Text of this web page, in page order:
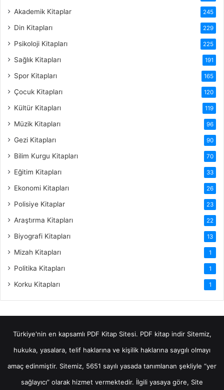
Akademik Kitaplar 245
Din Kitapları 229
Psikoloji Kitapları 225
Sağlık Kitapları 191
Spor Kitapları 165
Çocuk Kitapları 120
Kültür Kitapları 119
Müzik Kitapları 96
Gezi Kitapları 90
Bilim Kurgu Kitapları 70
Eğitim Kitapları 33
Ekonomi Kitapları 26
Polisiye Kitaplar 23
Araştırma Kitapları 22
Biyografi Kitapları 13
Mizah Kitapları 1
Politika Kitapları 1
Korku Kitapları 1
Türkiye'nin en kapsamlı PDF Kitap Sitesi. PDF kitap indirSitemiz,
hukuka, yasalara, telif haklarına ve kişilik haklarına saygılı olmayı
amaç edinmiştir. Sitemiz, 5651 sayılı yasada tanımlanan şekliyle “yer
sağlayıcı” olarak hizmet vermektedir. İlgili yasaya göre, Site